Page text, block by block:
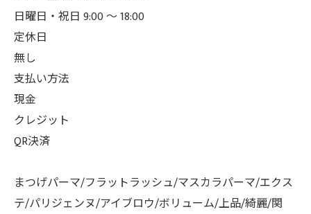
日曜日・祝日 9:00 ～ 18:00
定休日
無し
支払い方法
現金
クレジット
QR決済
まつげパーマ/フラットラッシュ/マスカラパーマ/エクス
テ/パリジェンヌ/アイブロウ/ボリューム/上品/綺麗/関